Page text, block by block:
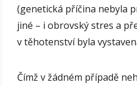
(genetická příčina nebyla
jiné – i obrovský stres a
v těhotenství byla
Čímž v žádném případě